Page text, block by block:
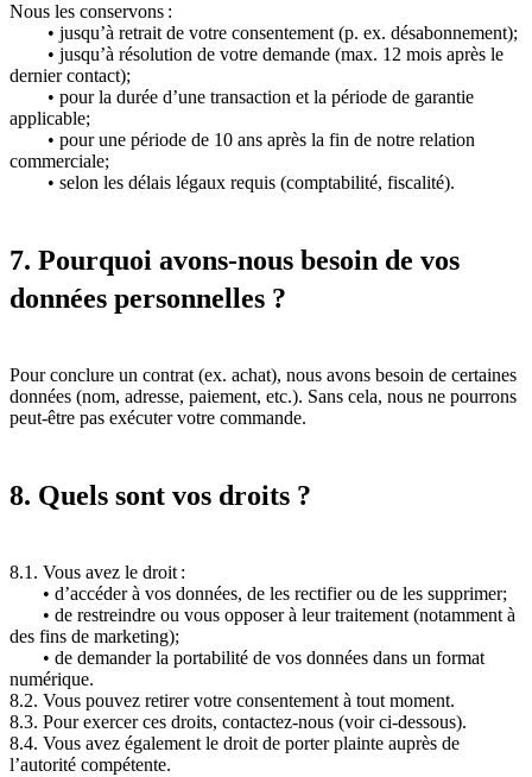
Nous les conservons :
• jusqu’à retrait de votre consentement (p. ex. désabonnement);
• jusqu’à résolution de votre demande (max. 12 mois après le
dernier contact);
• pour la durée d’une transaction et la période de garantie
applicable;
• pour une période de 10 ans après la fin de notre relation
commerciale;
• selon les délais légaux requis (comptabilité, fiscalité).
7. Pourquoi avons-nous besoin de vos
données personnelles ?
Pour conclure un contrat (ex. achat), nous avons besoin de certaines
données (nom, adresse, paiement, etc.). Sans cela, nous ne pourrons
peut-être pas exécuter votre commande.
8. Quels sont vos droits ?
8.1. Vous avez le droit :
• d’accéder à vos données, de les rectifier ou de les supprimer;
• de restreindre ou vous opposer à leur traitement (notamment à
des fins de marketing);
• de demander la portabilité de vos données dans un format
numérique.
8.2. Vous pouvez retirer votre consentement à tout moment.
8.3. Pour exercer ces droits, contactez-nous (voir ci-dessous).
8.4. Vous avez également le droit de porter plainte auprès de
l’autorité compétente.